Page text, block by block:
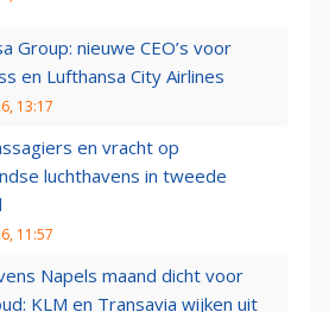
Group: nieuwe CEO’s voor
en Lufthansa City Airlines
13:17
en vracht op
luchthavens in tweede
11:57
Napels maand dicht voor
KLM en Transavia wijken uit